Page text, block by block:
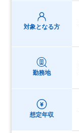
対象となる方
勤務地
想定年収